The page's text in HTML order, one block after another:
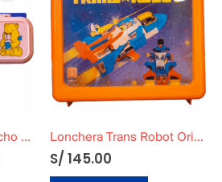
Mini Piano Electron Echo Funcional + Cartuchera Lonchera Trans Robot Original BASA
S/ 145.00